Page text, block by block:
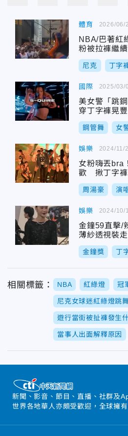
體育
NBA/巴著紅
粉被拉褲繼
尼克 丁字
2026/06/
國際
美女警「跳
穿丁字褲晃
同事尊重
鋼管舞 女
2025/03/
娛樂
女粉嗨丟bra
歡 揪丁字褲
周湯豪 演
2024/11/
娛樂
金鐘59直擊/
薄紗透視裝
胸貼」上陣
金鐘獎 丁
2024/10/
相關標籤： NBA 紅綠燈 冠
尼克女球迷紅綠燈跳
遊行當街被扯褲發生
當事人出面解釋原因
新聞、影音、節目、直播、社群及
世界各地華人亦頗受歡迎，全球擁